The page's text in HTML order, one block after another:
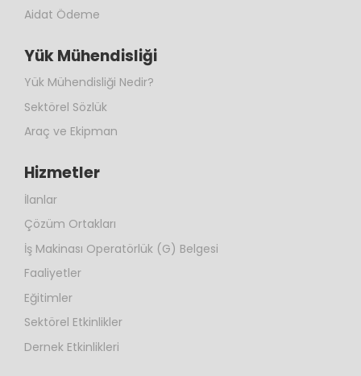
Aidat Ödeme
Yük Mühendisliği
Yük Mühendisliği Nedir?
Sektörel Sözlük
Araç ve Ekipman
Hizmetler
İlanlar
Çözüm Ortakları
İş Makinası Operatörlük (G) Belgesi
Faaliyetler
Eğitimler
Sektörel Etkinlikler
Dernek Etkinlikleri